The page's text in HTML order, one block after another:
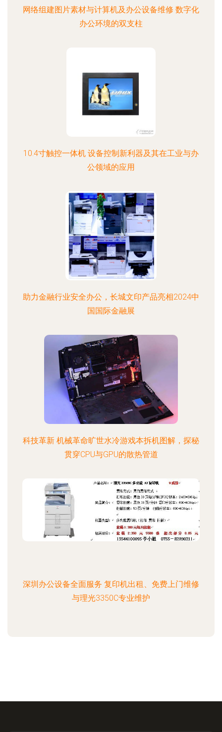
网络组建图片素材与计算机及办公设备维修 数字化
办公环境的双支柱
10.4寸触控一体机 设备控制新利器及其在工业与办
公领域的应用
助力金融行业安全办公，长城文印产品亮相2024中
国国际金融展
科技革新 机械革命旷世水冷游戏本拆机图解，探秘
贯穿CPU与GPU的散热管道
深圳办公设备全面服务 复印机出租、免费上门维修
与理光3350C专业维护